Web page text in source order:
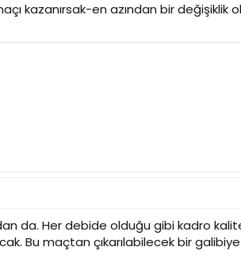
kazanırsak-en azından bir
da. Her debide olduğu gibi kadro
Bu maçtan çıkarılabilecek bir